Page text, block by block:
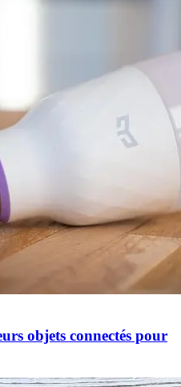
objets connectés pour